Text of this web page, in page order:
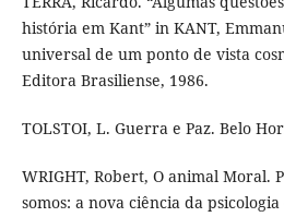
história em Kant” in KANT,
universal de um ponto de vista
Editora Brasiliense, 1986.
TOLSTOI, L. Guerra e Paz. Belo
WRIGHT, Robert, O animal Moral.
somos: a nova ciência da